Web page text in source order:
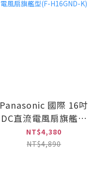
Panasonic 國際 16吋
DC直流電風扇旗艦型
(F-H16GND-K)
NT$4,380
NT$4,890